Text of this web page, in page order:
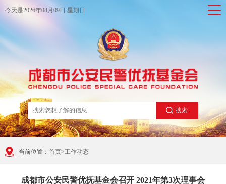
今天是2026年08月09日 星期日
搜索
当前位置： 首页>工作动态
成都市公安民警优抚基金会召开 2021年第3次理事会